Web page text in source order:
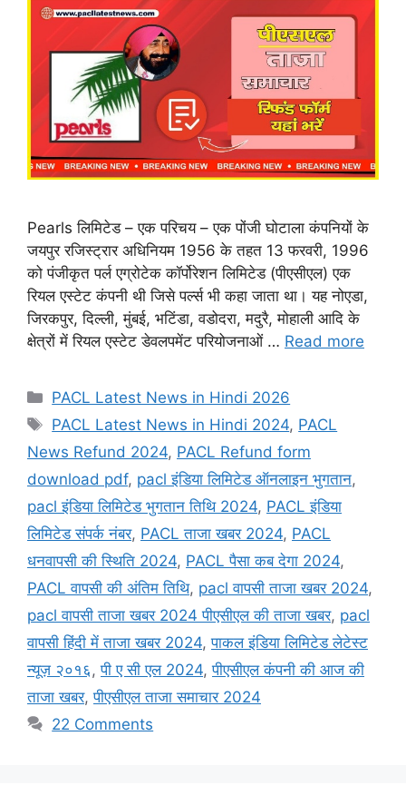
Pearls लिमिटेड – एक परिचय – एक पोंजी घोटाला कंपनियों के
जयपुर रजिस्ट्रार अधिनियम 1956 के तहत 13 फरवरी, 1996
को पंजीकृत पर्ल एग्रोटेक कॉर्पोरेशन लिमिटेड (पीएसीएल) एक
रियल एस्टेट कंपनी थी जिसे पर्ल्स भी कहा जाता था। यह नोएडा,
जिरकपुर, दिल्ली, मुंबई, भटिंडा, वडोदरा, मदुरै, मोहाली आदि के
क्षेत्रों में रियल एस्टेट डेवलपमेंट परियोजनाओं … Read more
Categories
PACL Latest News in Hindi 2026
Tags
PACL Latest News in Hindi 2024, PACL
News Refund 2024, PACL Refund form
download pdf, pacl इंडिया लिमिटेड ऑनलाइन भुगतान,
pacl इंडिया लिमिटेड भुगतान तिथि 2024, PACL इंडिया
लिमिटेड संपर्क नंबर, PACL ताजा खबर 2024, PACL
धनवापसी की स्थिति 2024, PACL पैसा कब देगा 2024,
PACL वापसी की अंतिम तिथि, pacl वापसी ताजा खबर 2024,
pacl वापसी ताजा खबर 2024 पीएसीएल की ताजा खबर, pacl
वापसी हिंदी में ताजा खबर 2024,पाकल इंडिया लिमिटेड लेटेस्ट
न्यूज़ २०१६ ,पी ए सी एल 2024,पीएसीएल कंपनी की आज की
ताजा खबर,पीएसीएल ताजा समाचार 2024
22 Comments